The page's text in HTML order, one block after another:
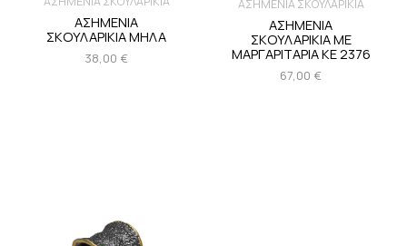
ΑΣΗΜΕΝΙΑ
ΣΚΟΥΛΑΡΙΚΙΑ ΜΗΛΑ
38,00 €
ΑΣΗΜΕΝΙΑ ΣΚΟΥΛΑΡΙΚΙΑ
ΑΣΗΜΕΝΙΑ
ΣΚΟΥΛΑΡΙΚΙΑ ΜΕ
ΜΑΡΓΑΡΙΤΑΡΙΑ KE 2376
67,00 €